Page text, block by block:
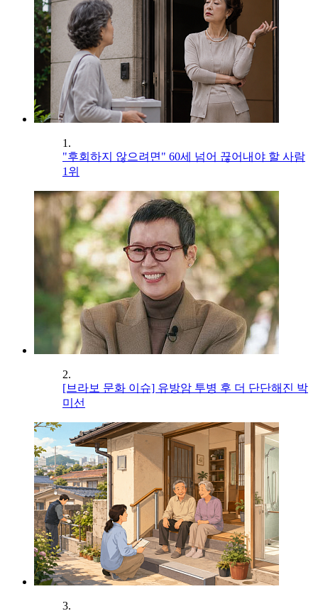
1.
"후회하지 않으려면" 60세 넘어 끊어내야 할 사람
1위
2.
[브라보 문화 이슈] 유방암 투병 후 더 단단해진 박
미선
3.